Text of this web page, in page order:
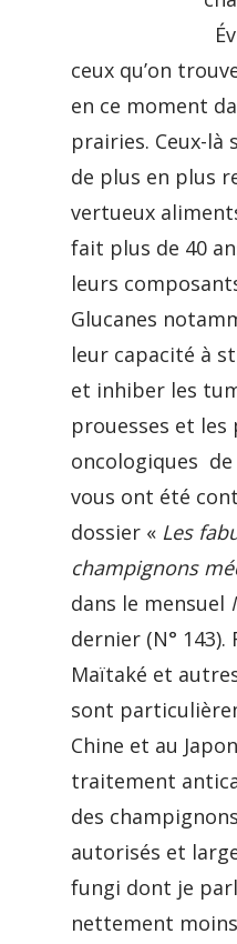
ceux qu’on
en ce moment
prairies. Ceux-là
de plus en plus
vertueux
fait plus de 40
leurs
Glucanes
leur capacité à
et inhiber les
prouesses et les
oncologiques
vous ont été
dossier « Les
champignons
dans le mensuel
dernier (N° 143).
Maïtaké et
sont
Chine et au
traitement
des
autorisés et
fungi dont je
nettement